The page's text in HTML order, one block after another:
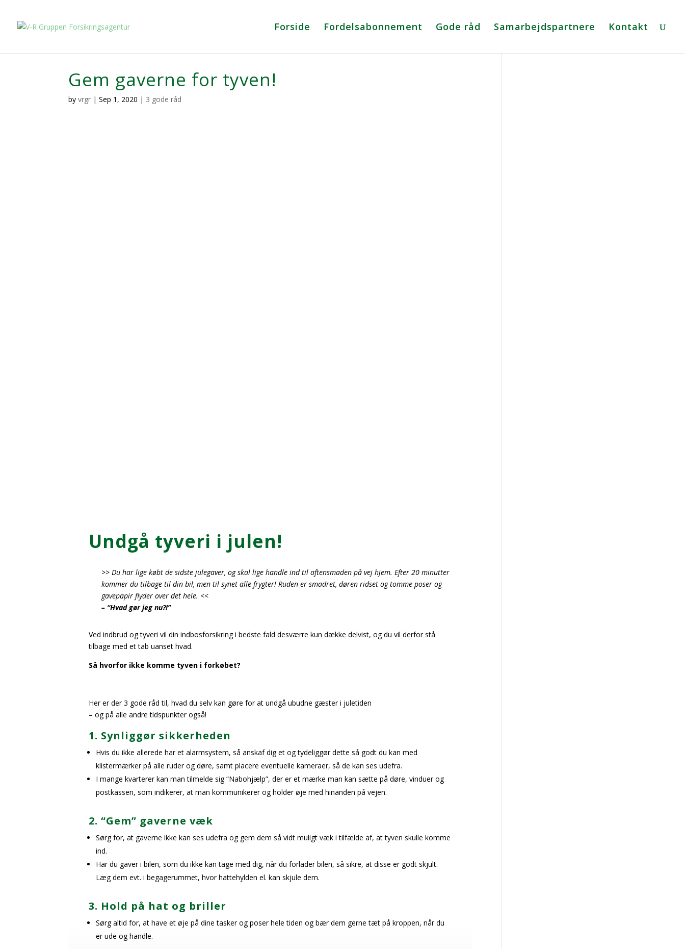
Forside Fordelsabonnement Gode råd Samarbejdspartnere Kontakt
Gem gaverne for tyven!
byvrgr |Sep 1, 2020 | 3 gode råd
Undgå tyveri i julen!
>> Du har lige købt de sidste julegaver, og skal lige handle ind til aftensmaden på vej hjem. Efter 20 minutter
kommer du tilbage til din bil, men til synet alle frygter! Ruden er smadret, døren ridset og tomme poser og
gavepapir flyder over det hele. <<
– “Hvad gør jeg nu?!”
Ved indbrud og tyveri vil din indbosforsikring i bedste fald desværre kun dække delvist, og du vil derfor stå
tilbage med et tab uanset hvad.
Så hvorfor ikke komme tyven i forkøbet?
Her er der 3 gode råd til, hvad du selv kan gøre for at undgå ubudne gæster i juletiden
– og på alle andre tidspunkter også!
1. Synliggør sikkerheden
Hvis du ikke allerede har et alarmsystem, så anskaf dig et og tydeliggør dette så godt du kan med
klistermærker på alle ruder og døre, samt placere eventuelle kameraer, så de kan ses udefra.
I mange kvarterer kan man tilmelde sig “Nabohjælp”, der er et mærke man kan sætte på døre, vinduer og
postkassen, som indikerer, at man kommunikerer og holder øje med hinanden på vejen.
2. “Gem” gaverne væk
Sørg for, at gaverne ikke kan ses udefra og gem dem så vidt muligt væk i tilfælde af, at tyven skulle komme
ind.
Har du gaver i bilen, som du ikke kan tage med dig, når du forlader bilen, så sikre, at disse er godt skjult.
Læg dem evt. i begagerummet, hvor hattehylden el. kan skjule dem.
3. Hold på hat og briller
Sørg altid for, at have et øje på dine tasker og poser hele tiden og bær dem gerne tæt på kroppen, når du
er ude og handle.